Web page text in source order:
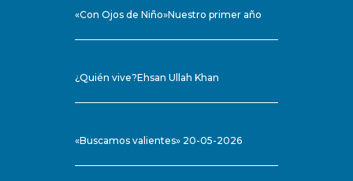
«Con Ojos de Niño»Nuestro primer año
¿Quién vive?Ehsan Ullah Khan
«Buscamos valientes» 20-05-2026